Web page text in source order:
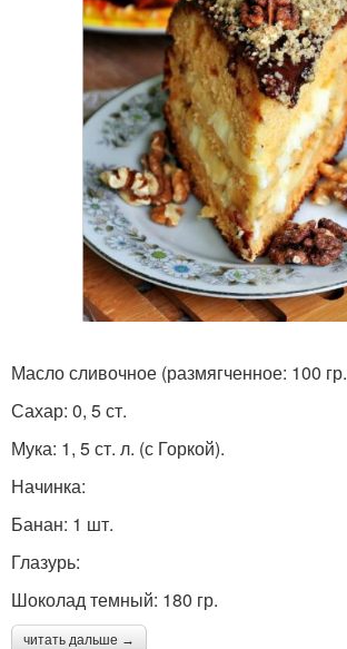
Масло сливочное (размягченное: 100 гр.
Сахар: 0, 5 ст.
Мука: 1, 5 ст. л. (с Горкой).
Начинка:
Банан: 1 шт.
Глазурь:
Шоколад темный: 180 гр.
читать дальше →